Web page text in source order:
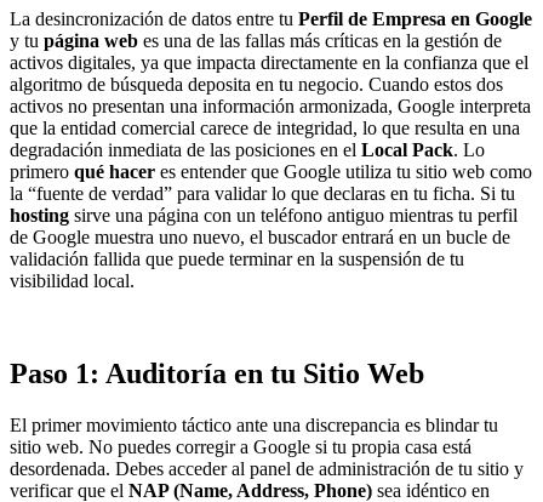
La desincronización de datos entre tu Perfil de Empresa en Google
y tu página web es una de las fallas más críticas en la gestión de
activos digitales, ya que impacta directamente en la confianza que el
algoritmo de búsqueda deposita en tu negocio. Cuando estos dos
activos no presentan una información armonizada, Google interpreta
que la entidad comercial carece de integridad, lo que resulta en una
degradación inmediata de las posiciones en el Local Pack. Lo
primero qué hacer es entender que Google utiliza tu sitio web como
la “fuente de verdad” para validar lo que declaras en tu ficha. Si tu
hosting sirve una página con un teléfono antiguo mientras tu perfil
de Google muestra uno nuevo, el buscador entrará en un bucle de
validación fallida que puede terminar en la suspensión de tu
visibilidad local.
Paso 1: Auditoría en tu Sitio Web
El primer movimiento táctico ante una discrepancia es blindar tu
sitio web. No puedes corregir a Google si tu propia casa está
desordenada. Debes acceder al panel de administración de tu sitio y
verificar que el NAP (Name, Address, Phone) sea idéntico en